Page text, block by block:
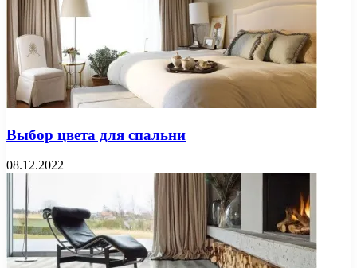
Выбор цвета для спальни
08.12.2022